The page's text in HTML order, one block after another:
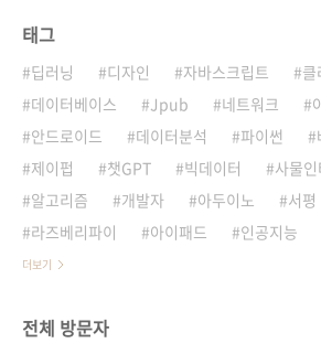
태그
딥러닝 디자인 자바스크립트
클
데이터베이스
Jpub 네트워크
안드로이드
데이터분석 파이썬
제이펍
챗GPT 빅데이터 사물
알고리즘
개발자 아두이노 서평
라즈베리파이
아이패드 인공지능
더보기
전체 방문자